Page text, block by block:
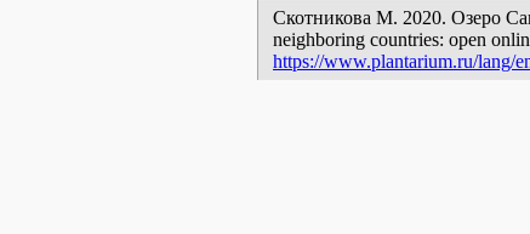
Скотникова М. 2020. Озеро
neighboring countries: open
https://www.plantarium.ru/lang/